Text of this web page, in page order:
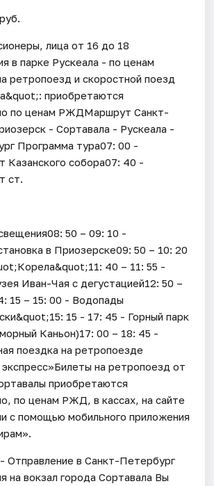
лица от 16 до 18
в парке Рускеала - по ценам
ретропоезд и скоростной поезд
приобретаются
по ценам РЖДМаршрут Санкт-
- Сортавала - Рускеала -
Программа тура07: 00 -
Казанского собора07: 40 -
ст.
50 – 09: 10 -
в Приозерске09: 50 – 10: 20
40 – 11: 55 -
Иван-Чая с дегустацией12: 50 –
15 – 15: 00 - Водопады
15 - 17: 45 - Горный парк
Каньон)17: 00 – 18: 45 -
поездка на ретропоезде
экспресс»Билеты на ретропоезд от
приобретаются
по ценам РЖД, в кассах, на сайте
помощью мобильного приложения
Отправление в Санкт-Петербург
на вокзал города Сортавала Вы